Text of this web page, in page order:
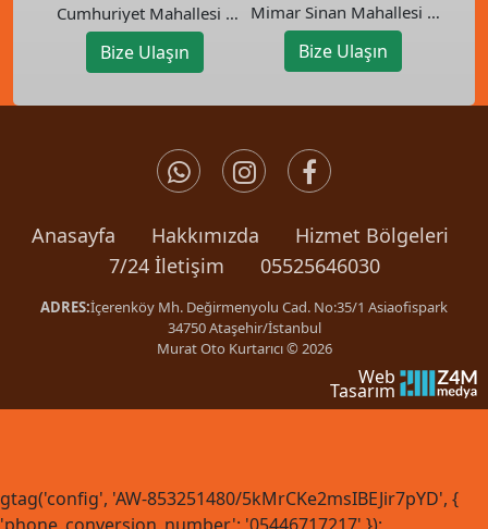
Cumhuriyet Mahallesi –
Çekmeköy Oto Kurtarıcı
Bize Ulaşın
Mimar Sinan Mahallesi –
Üsküdar Oto Kurtarıcı
Bize Ulaşın
Anasayfa Hakkımızda
Hizmet Bölgeleri
7/24 İletişim
05525646030
ADRES:İçerenköy Mh. Değirmenyolu Cad. No:35/1 Asiaofispark
34750 Ataşehir/İstanbul
Murat Oto Kurtarıcı © 2026
Web
Tasarım
gtag('config', 'AW-853251480/5kMrCKe2msIBEJir7pYD', {